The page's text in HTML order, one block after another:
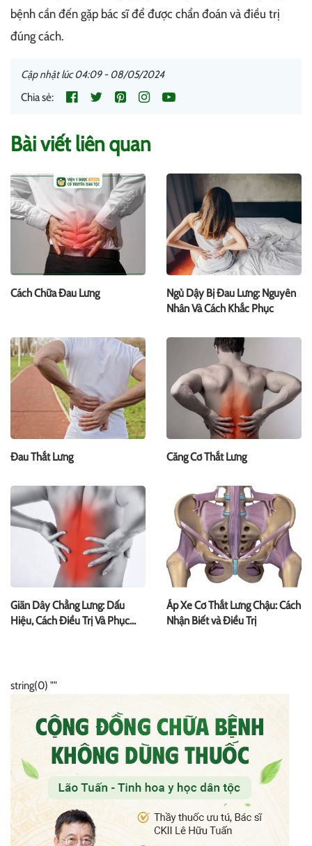
bệnh cần đến gặp bác sĩ để được chẩn đoán và điều trị
đúng cách.
Cập nhật lúc 04:09 - 08/05/2024
Chia sẻ:
Bài viết liên quan
Cách Chữa Đau Lưng
Ngủ Dậy Bị Đau Lưng: Nguyên
Nhân Và Cách Khắc Phục
Đau Thắt Lưng Căng Cơ Thắt Lưng
Giãn Dây Chằng Lưng: Dấu
Hiệu, Cách Điều Trị Và Phục
Áp Xe Cơ Thắt Lưng Chậu: Cách
Nhận Biết và Điều Trị
string(0) ""